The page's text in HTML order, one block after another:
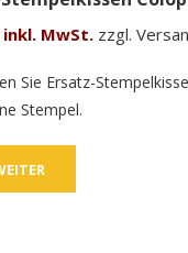
inkl. MwSt. zzgl.
Sie Ersatz-
Stempel.